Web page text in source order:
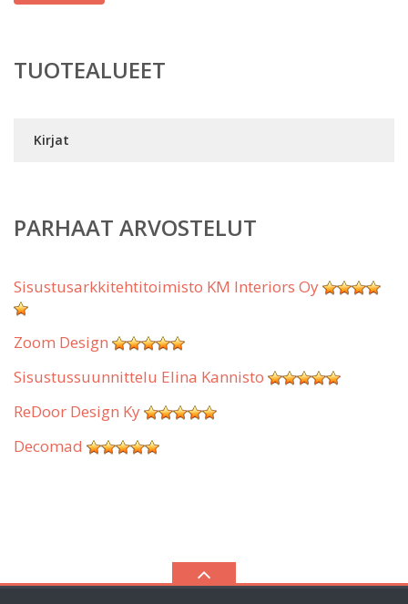
TUOTEALUEET
Kirjat
PARHAAT ARVOSTELUT
Sisustusarkkitehtitoimisto KM Interiors Oy
Zoom Design
Sisustussuunnittelu Elina Kannisto
ReDoor Design Ky
Decomad